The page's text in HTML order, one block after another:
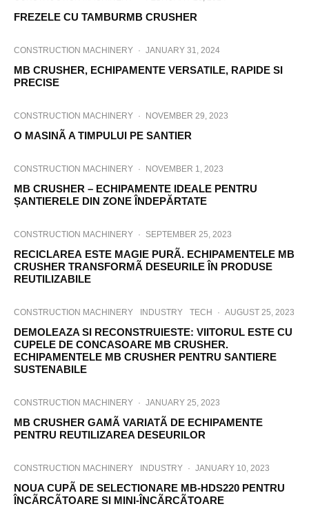
FREZELE CU TAMBURMB CRUSHER
CONSTRUCTION MACHINERY · JANUARY 31, 2024
MB CRUSHER, ECHIPAMENTE VERSATILE, RAPIDE SI
PRECISE
CONSTRUCTION MACHINERY · NOVEMBER 29, 2023
O MASINÃ A TIMPULUI PE SANTIER
CONSTRUCTION MACHINERY · NOVEMBER 1, 2023
MB CRUSHER – ECHIPAMENTE IDEALE PENTRU
ȘANTIERELE DIN ZONE ÎNDEPĂRTATE
CONSTRUCTION MACHINERY · SEPTEMBER 25, 2023
RECICLAREA ESTE MAGIE PURÃ. ECHIPAMENTELE MB
CRUSHER TRANSFORMÃ DESEURILE ÎN PRODUSE
REUTILIZABILE
CONSTRUCTION MACHINERY INDUSTRY TECH · AUGUST 25, 2023
DEMOLEAZA SI RECONSTRUIESTE: VIITORUL ESTE CU
CUPELE DE CONCASOARE MB CRUSHER.
ECHIPAMENTELE MB CRUSHER PENTRU SANTIERE
SUSTENABILE
CONSTRUCTION MACHINERY · JANUARY 25, 2023
MB CRUSHER GAMÃ VARIATÃ DE ECHIPAMENTE
PENTRU REUTILIZAREA DESEURILOR
CONSTRUCTION MACHINERY INDUSTRY · JANUARY 10, 2023
NOUA CUPÃ DE SELECTIONARE MB-HDS220 PENTRU
ÎNCÃRCÃTOARE SI MINI-ÎNCÃRCÃTOARE